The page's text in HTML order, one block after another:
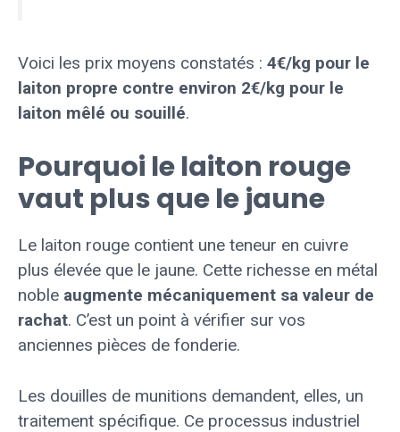
Voici les prix moyens constatés : 4€/kg pour le
laiton propre contre environ 2€/kg pour le
laiton mêlé ou souillé.
Pourquoi le laiton rouge
vaut plus que le jaune
Le laiton rouge contient une teneur en cuivre
plus élevée que le jaune. Cette richesse en métal
noble augmente mécaniquement sa valeur de
rachat. C’est un point à vérifier sur vos
anciennes pièces de fonderie.
Les douilles de munitions demandent, elles, un
traitement spécifique. Ce processus industriel